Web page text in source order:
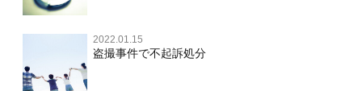
住居侵入等
名誉棄損・侮辱
2022.01.15
盗撮事件で不起訴処分